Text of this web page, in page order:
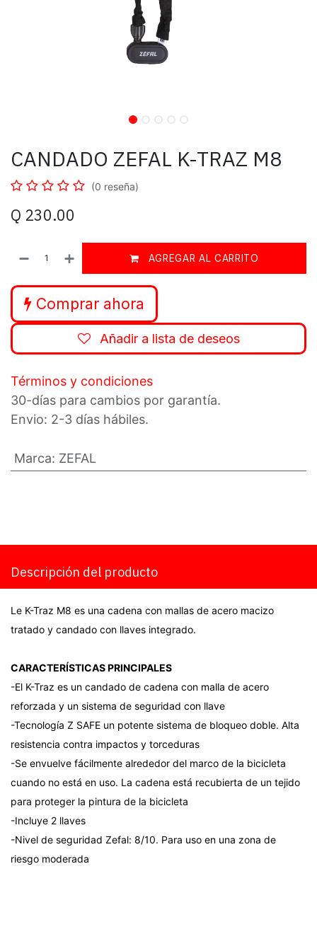
CANDADO ZEFAL K-TRAZ M8
(0 reseña)
Q 230.00
AGREGAR AL CARRITO
Comprar ahora
Añadir a lista de deseos
Términos y condiciones
30-días para cambios por garantía.
Envio: 2-3 días hábiles.
Marca: ZEFAL
Descripción del producto
Le K-Traz M8 es una cadena con mallas de acero macizo
tratado y candado con llaves integrado.
CARACTERÍSTICAS PRINCIPALES
-El K-Traz es un candado de cadena con malla de acero
reforzada y un sistema de seguridad con llave
-Tecnología Z SAFE un potente sistema de bloqueo doble. Alta
resistencia contra impactos y torceduras
-Se envuelve fácilmente alrededor del marco de la bicicleta
cuando no está en uso. La cadena está recubierta de un tejido
para proteger la pintura de la bicicleta
-Incluye 2 llaves
-Nivel de seguridad Zefal: 8/10. Para uso en una zona de
riesgo moderada